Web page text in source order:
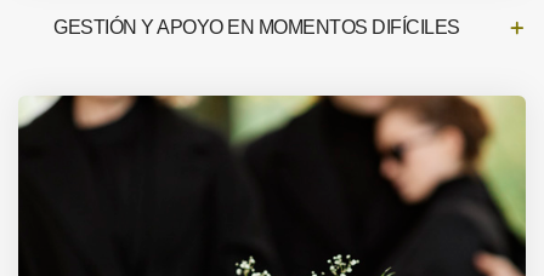
GESTIÓN Y APOYO EN MOMENTOS DIFÍCILES